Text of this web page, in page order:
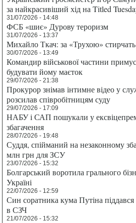
за найкрасивіший хід на Titled
31/07/2026 - 14:48
ФСБ «шиє» Дурову тероризм
31/07/2026 - 13:37
Михайло Ткач: за «Трухою»
30/07/2026 - 13:49
Командир військової частини
будувати йому маєток
29/07/2026 - 21:38
Прокурор знімав інтимне відео у
розсилав співробітницям суду
29/07/2026 - 17:09
НАБУ і САП пошукали у
збагачення
28/07/2026 - 19:48
Суддя, спійманий на незаконному
млн грн для ЗСУ
23/07/2026 - 15:32
Болгарський воротила грального
Україні
22/07/2026 - 12:59
Син соратника кума Путіна піддався
в СЗЧ
21/07/2026 - 15:32